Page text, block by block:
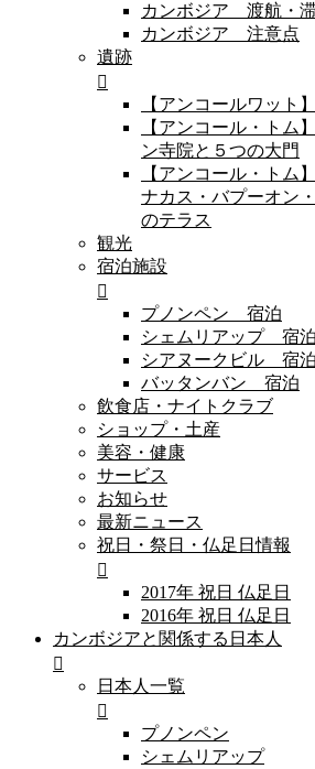
カンボジア 渡航・
カンボジア 注意点
遺跡
【アンコールワット
【アンコール・トム
ン寺院と５つの大門
【アンコール・トム
ナカス・バプーオン
のテラス
観光
宿泊施設
プノンペン 宿泊
シェムリアップ 宿泊
シアヌークビル 宿泊
バッタンバン 宿泊
飲食店・ナイトクラブ
ショップ・土産
美容・健康
サービス
お知らせ
最新ニュース
祝日・祭日・仏足日情報
2017年 祝日 仏足日
2016年 祝日 仏足日
カンボジアと関係する日本人
日本人一覧
プノンペン
シェムリアップ